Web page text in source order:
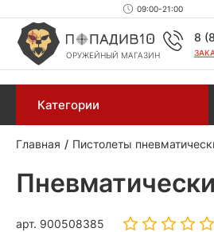
09:00-21:00
ОРУЖЕЙНЫЙ МАГАЗИН
8
Категории
Главная Пистолеты
арт. 900508385